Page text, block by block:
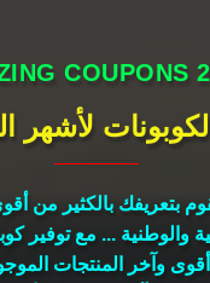
COUPONS
لأشهر
بتعريفك بالكثير من
والوطنية ... مع توفير
وآخر المنتجات